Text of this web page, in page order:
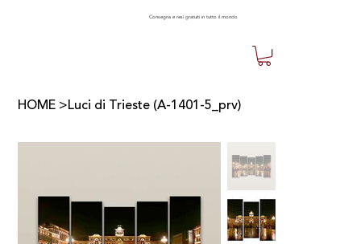
Consegna e resi gratuiti in tutto il mondo
HOME >Luci di Trieste (A-1401-5_prv)